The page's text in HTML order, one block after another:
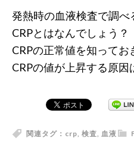
発熱時の血液検査で調べ
CRPとはなんでしょう？
CRPの正常値を知ってお
CRPの値が上昇する原因
関連タグ： crp, 検査, 血液